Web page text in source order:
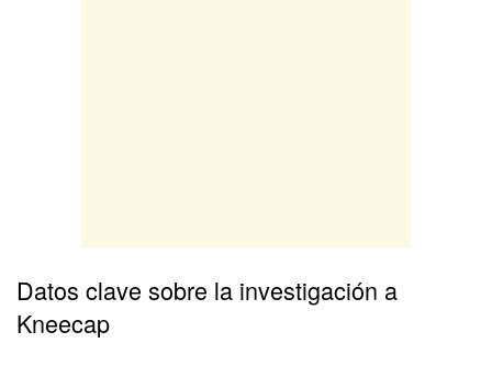
Datos clave sobre la investigación a
Kneecap